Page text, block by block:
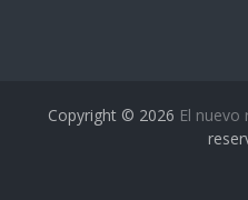
Copyright © 2026 El nuevo